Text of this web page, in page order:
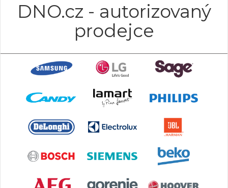
DNO.cz - autorizovaný
prodejce